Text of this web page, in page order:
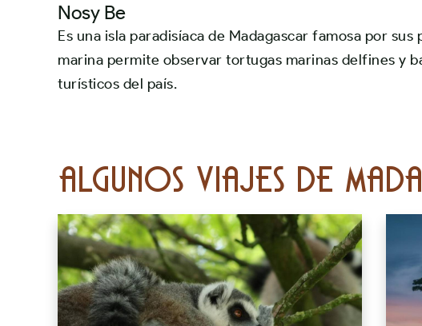
Nosy Be
Es una isla paradisíaca de Madagascar famosa por
marina permite observar tortugas marinas delfines y
turísticos del país.
Algunos viajes de